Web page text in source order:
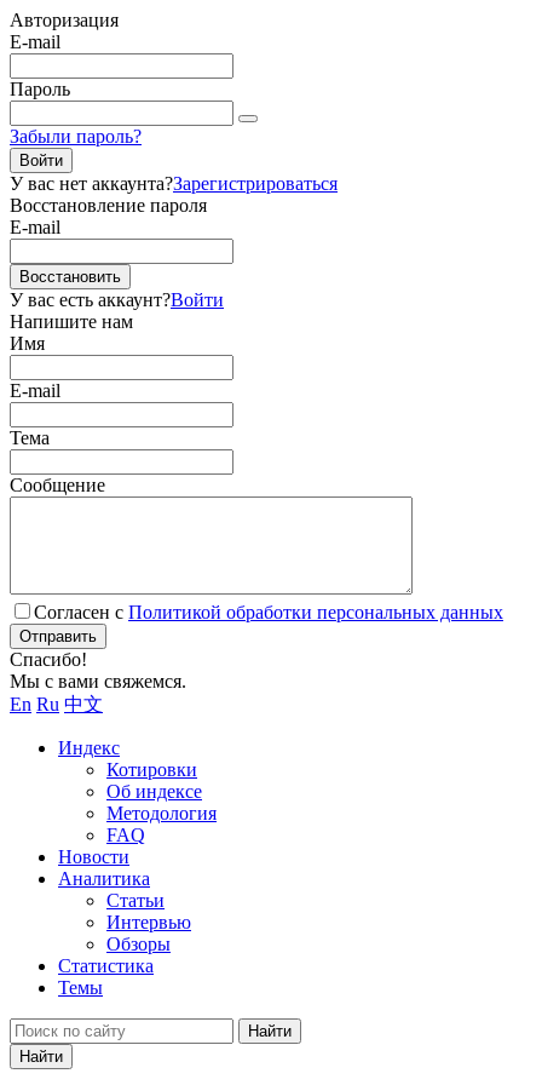
Авторизация
E-mail
Пароль
Забыли пароль?
Войти
У вас нет аккаунта?Зарегистрироваться
Восстановление пароля
E-mail
Восстановить
У вас есть аккаунт?Войти
Напишите нам
Имя
E-mail
Тема
Сообщение
Согласен с Политикой обработки персональных данных
Отправить
Спасибо!
Мы с вами свяжемся.
En Ru 中文
Индекс
Котировки
Об индексе
Методология
FAQ
Новости
Аналитика
Статьи
Интервью
Обзоры
Статистика
Темы
Найти
Найти